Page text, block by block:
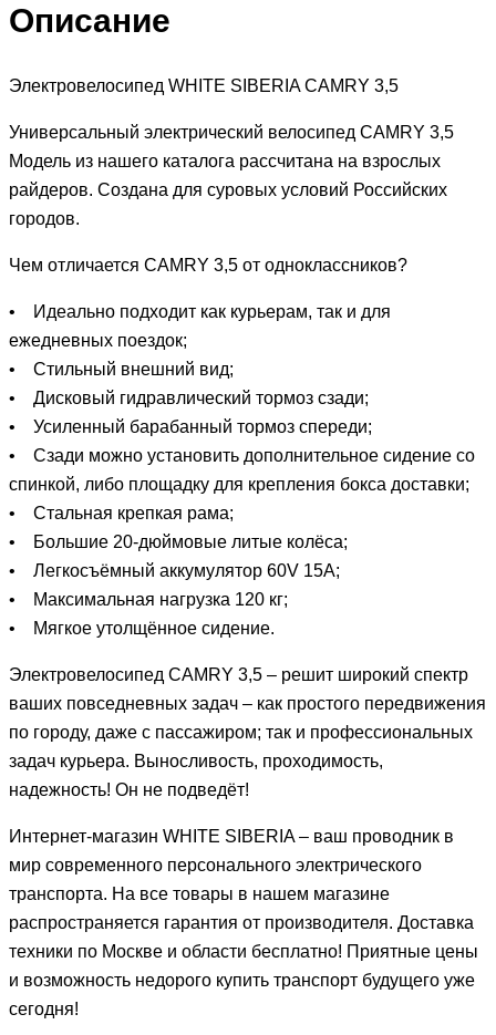
Описание
Электровелосипед WHITE SIBERIA CAMRY 3,5
Универсальный электрический велосипед CAMRY 3,5
Модель из нашего каталога рассчитана на взрослых
райдеров. Создана для суровых условий Российских
городов.
Чем отличается CAMRY 3,5 от одноклассников?
• Идеально подходит как курьерам, так и для
ежедневных поездок;
• Стильный внешний вид;
• Дисковый гидравлический тормоз сзади;
• Усиленный барабанный тормоз спереди;
• Сзади можно установить дополнительное сидение со
спинкой, либо площадку для крепления бокса доставки;
• Стальная крепкая рама;
• Большие 20-дюймовые литые колёса;
• Легкосъёмный аккумулятор 60V 15A;
• Максимальная нагрузка 120 кг;
• Мягкое утолщённое сидение.
Электровелосипед CAMRY 3,5 – решит широкий спектр
ваших повседневных задач – как простого передвижения
по городу, даже с пассажиром; так и профессиональных
задач курьера. Выносливость, проходимость,
надежность! Он не подведёт!
Интернет-магазин WHITE SIBERIA – ваш проводник в
мир современного персонального электрического
транспорта. На все товары в нашем магазине
распространяется гарантия от производителя. Доставка
техники по Москве и области бесплатно! Приятные цены
и возможность недорого купить транспорт будущего уже
сегодня!